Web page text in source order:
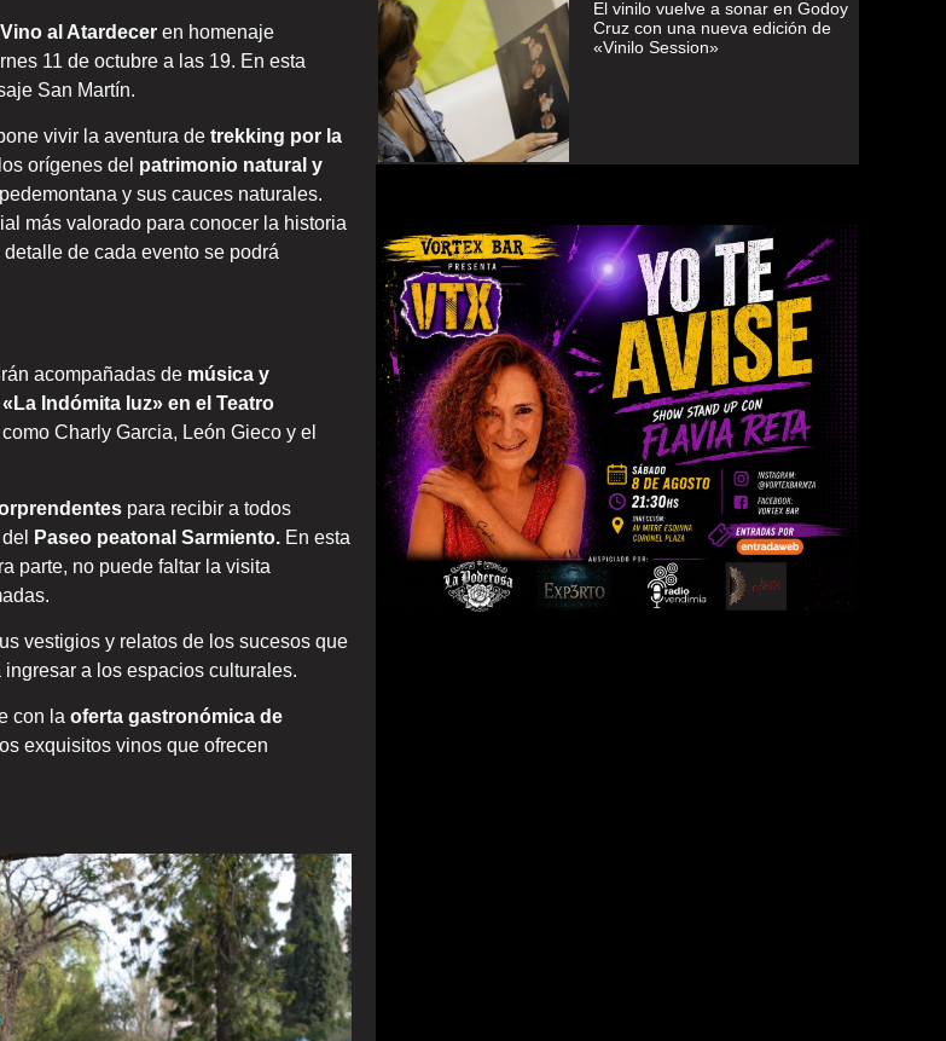
Vino al Atardecer en homenaje
11 de octubre a las 19. En esta
San Martín.
vivir la aventura de trekking por la
orígenes del patrimonio natural y
y sus cauces naturales.
más valorado para conocer la historia
de cada evento se podrá
acompañadas de música y
«La Indómita luz» en el Teatro
Charly Garcia, León Gieco y el
para recibir a todos
Paseo peatonal Sarmiento. En esta
parte, no puede faltar la visita
vestigios y relatos de los sucesos que
ingresar a los espacios culturales.
con la oferta gastronómica de
exquisitos vinos que ofrecen
El vinilo vuelve a sonar en Godoy
Cruz con una nueva edición de
«Vinilo Session»